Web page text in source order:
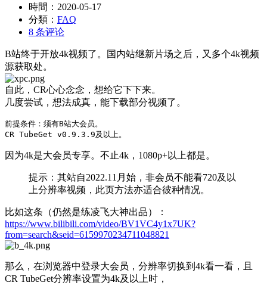
時間： 2020-05-17
分類： FAQ
8 条评论
B站终于开放4k视频了。国内站继新片场之后，又多个4k视频
源获取处。
自此，CR心心念念，想给它下下来。
几度尝试，想法成真，能下载部分视频了。
前提条件：须有B站大会员。
因为4k是大会员专享。不止4k，1080p+以上都是。
提示：其站自2022.11月始，非会员不能看720及以
上分辨率视频，此页方法亦适合彼种情况。
比如这条（仍然是练凌飞大神出品）：
https://www.bilibili.com/video/BV1VC4y1x7UK?
from=search&seid=6159970234711048821
那么，在浏览器中登录大会员，分辨率切换到4k看一看，且
CR TubeGet分辨率设置为4k及以上时，